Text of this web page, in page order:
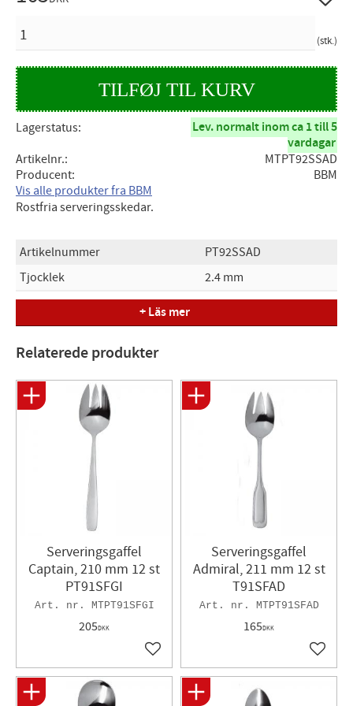
stk.
Lagerstatus
Lev. normalt inom ca 1 till 5
vardagar
Artikelnr.
MTPT92SSAD
Producent
BBM
Vis alle produkter fra BBM
Rostfria serveringsskedar.
Artikelnummer
PT92SSAD
Tjocklek
2.4 mm
Längd
215 cm
Vikt
0,790 kg(s)
Antal
Varumärke
BBM
+ Läs mer
Relaterede produkter
Serveringsgaffel
Captain, 210 mm 12 st
PT91SFGI
MTPT91SFGI
205DKK
Gem som favorit
Serveringsgaffel
Admiral, 211 mm 12 st
T91SFAD
MTPT91SFAD
165DKK
Gem